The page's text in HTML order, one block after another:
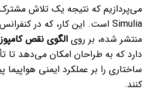
می‌پردازیم که نتیجه یک تلاش
منتشر شده، بر روی الگوی نقص
دارد که به طراحان امکان می‌دهد تا
ساختاری را بر عملکرد ایمنی
کنند.